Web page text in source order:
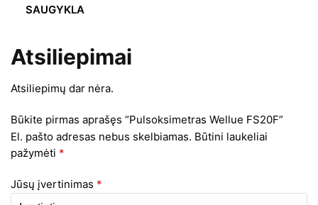
SAUGYKLA
Atsiliepimai
Atsiliepimų dar nėra.
Būkite pirmas aprašęs “Pulsoksimetras Wellue FS20F”
El. pašto adresas nebus skelbiamas. Būtini laukeliai
pažymėti *
Jūsų įvertinimas *